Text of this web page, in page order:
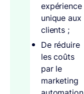
expérience
unique aux
clients ;
De réduire
les coûts
par le
marketing